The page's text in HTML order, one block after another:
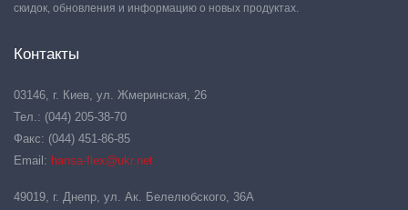
скидок, обновления и информацию о новых продуктах.
Контакты
03146, г. Киев, ул. Жмеринская, 26
Тел.: (044) 205-38-70
Факс: (044) 451-86-85
Email: hansa-flex@ukr.net
49019, г. Днепр, ул. Ак. Белелюбского, 36А